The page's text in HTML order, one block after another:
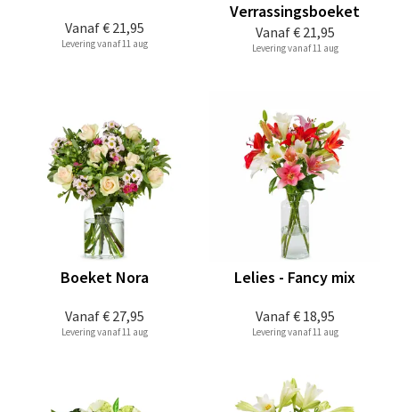
Vanaf€ 21,95
Levering vanaf 11 aug
Vanaf€ 21,95
Verrassingsboeket
Levering vanaf 11 aug
Vanaf€ 27,95
Boeket Nora
Levering vanaf 11 aug
Vanaf€ 18,95
Lelies - Fancy mix
Levering vanaf 11 aug